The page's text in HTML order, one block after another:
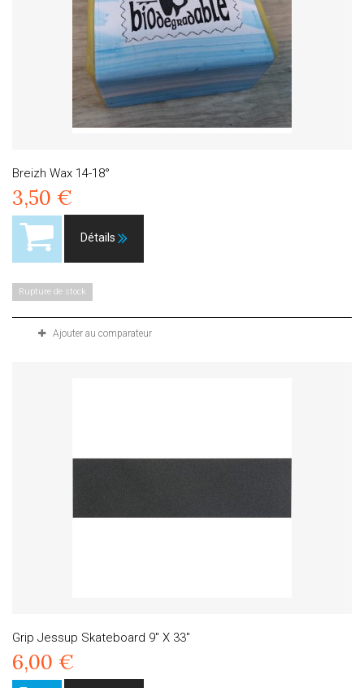
Breizh Wax 14-18°
3,50 €
Détails
Rupture de stock
Ajouter au comparateur
Grip Jessup Skateboard 9" X 33"
6,00 €